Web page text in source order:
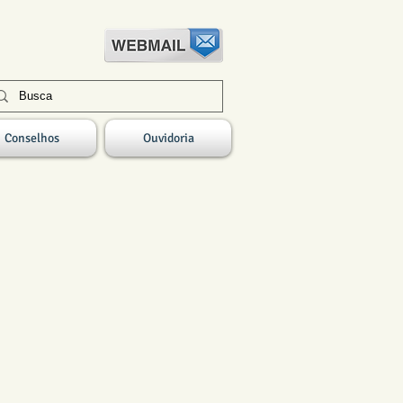
Conselhos Ouvidoria